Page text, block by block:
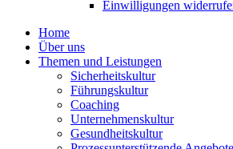
Einwil­li­gungen
Home
Über uns
Themen und Leistungen
Sicher­heits­kultur
Führungs­kultur
Coaching
Unter­neh­mens­kultur
Gesund­heits­kultur